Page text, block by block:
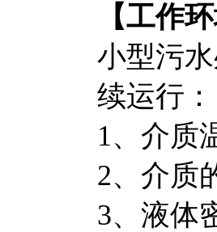
【工作
小型污
续运行：
1、介质
2、介质
3、液体